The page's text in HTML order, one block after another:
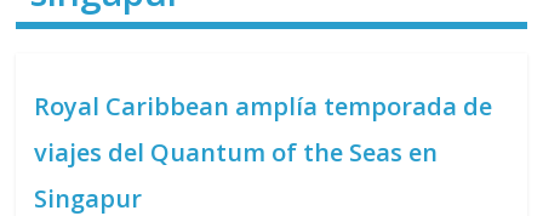
cruceros
solo
Royal Caribbean amplía temporada de
viajes del Quantum of the Seas en
Singapur